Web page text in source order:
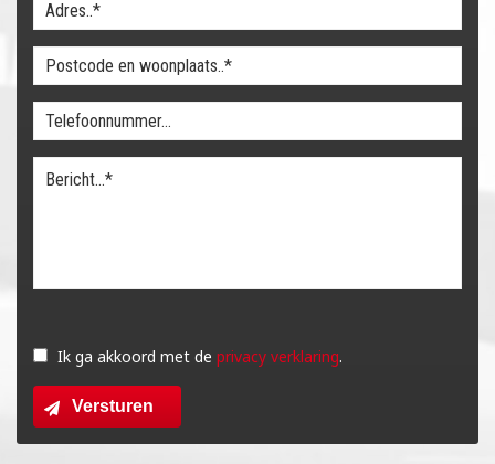
dit
veld
leeg
Ik ga akkoord met de privacy verklaring.
Versturen